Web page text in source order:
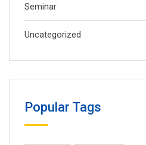
Seminar
Uncategorized
Popular Tags